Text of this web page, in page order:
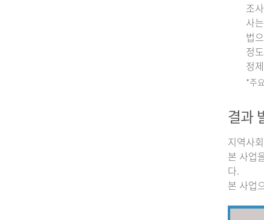
조
사
법
정
정
*주
결과
지역사
본 사업
다.
본 사업